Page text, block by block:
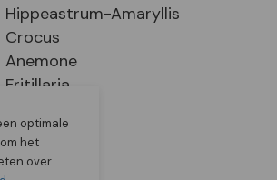
Hippeastrum-Amaryllis
Crocus
Anemone
Fritillaria
optimale
het
over